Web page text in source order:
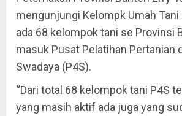
mengunjungi Kelompk Umah Tani
ada 68 kelompok tani se Provinsi
masuk Pusat Pelatihan Pertanian
Swadaya (P4S).
“Dari total 68 kelompok tani P4S
yang masih aktif ada juga yang